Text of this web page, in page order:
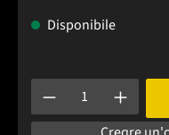
Disponibile
Quantità del